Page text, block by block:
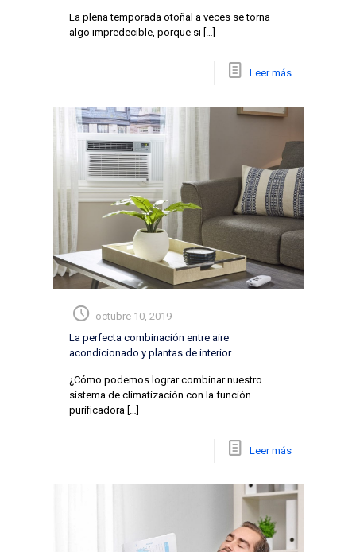
La plena temporada otoñal a veces se torna
algo impredecible, porque si[…]
Leer más
octubre 10, 2019
La perfecta combinación entre aire
acondicionado y plantas de interior
¿Cómo podemos lograr combinar nuestro
sistema de climatización con la función
purificadora
Leer más